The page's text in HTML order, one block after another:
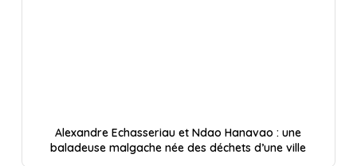
Alexandre Echasseriau et Ndao Hanavao : une
baladeuse malgache née des déchets d’une ville